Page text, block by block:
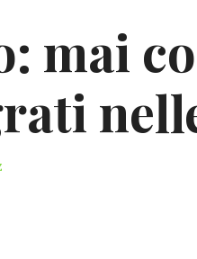
mai